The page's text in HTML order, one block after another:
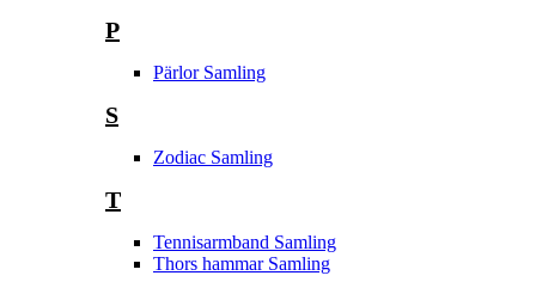
P
Pärlor Samling
S
Zodiac Samling
T
Tennisarmband Samling
Thors hammar Samling